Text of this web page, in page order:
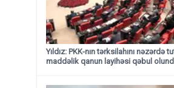
Yıldız: PKK-nın tərksilahını nəzərdə
maddəlik qanun layihəsi qəbul